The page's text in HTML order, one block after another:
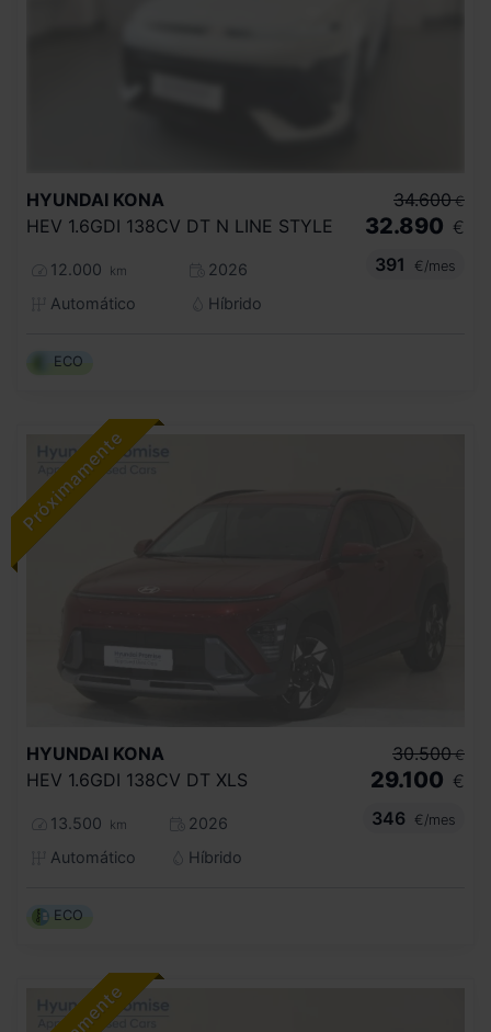
HYUNDAI KONA
HEV 1.6GDI 138CV DT N LINE STYLE
12.000 km
2026
Automático
Híbrido
34.600 €
32.890 €
391
€/mes
ECO
HYUNDAI KONA
HEV 1.6GDI 138CV DT XLS
13.500 km
2026
Automático
Híbrido
30.500 €
29.100 €
346
€/mes
ECO